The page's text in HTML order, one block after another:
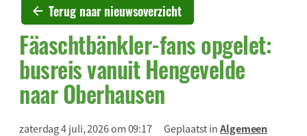
Terug naar nieuwsoverzicht
Fäaschtbänkler-fans opgelet:
busreis vanuit Hengevelde
naar Oberhausen
zaterdag 4 juli, 2026 om 09:17 Geplaatst inAlgemeen